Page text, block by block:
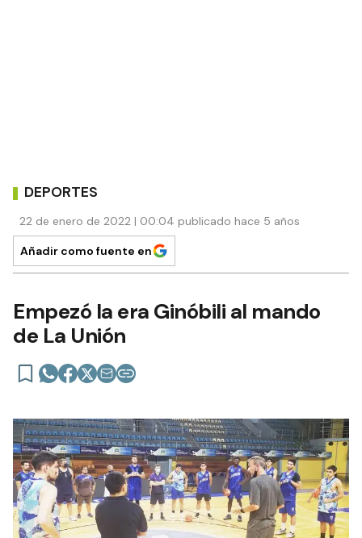
DEPORTES
22 de enero de 2022 | 00:04 publicado hace 5 años
Añadir como fuente en
Empezó la era Ginóbili al mando
de La Unión